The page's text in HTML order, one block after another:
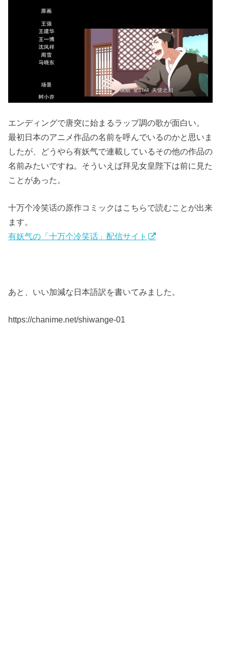
エンディングで唐突に始まるラップ調の歌が面白い。
最初日本のアニメ作品の名前を呼んでいるのかと思いま
したが、どうやら有妖气で連載しているその他の作品の
名前みたいですね。そういえば拜见女皇陛下は前に見た
ことがあった。
十万个冷笑话の原作コミックはこちらで読むことが出来
ます。
有妖气の「十万个冷笑话」配信サイト
あと、いい加減な日本語訳を書いてみました。
https://chanime.net/shiwange-01